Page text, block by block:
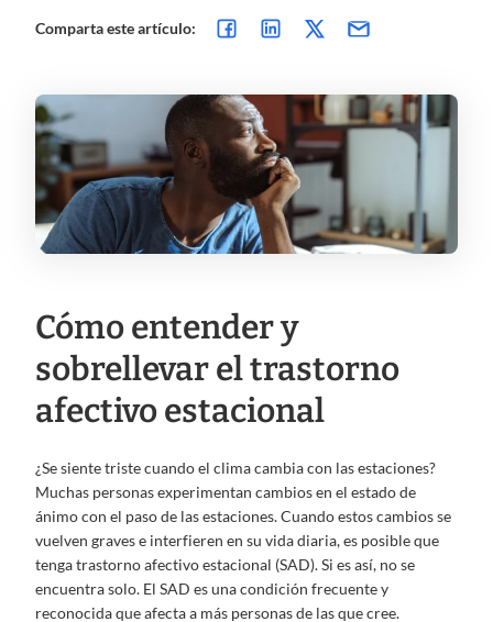
Comparta este artículo:
Cómo entender y
sobrellevar el trastorno
afectivo estacional
¿Se siente triste cuando el clima cambia con las estaciones?
Muchas personas experimentan cambios en el estado de
ánimo con el paso de las estaciones. Cuando estos cambios se
vuelven graves e interfieren en su vida diaria, es posible que
tenga trastorno afectivo estacional (SAD). Si es así, no se
encuentra solo. El SAD es una condición frecuente y
reconocida que afecta a más personas de las que cree.